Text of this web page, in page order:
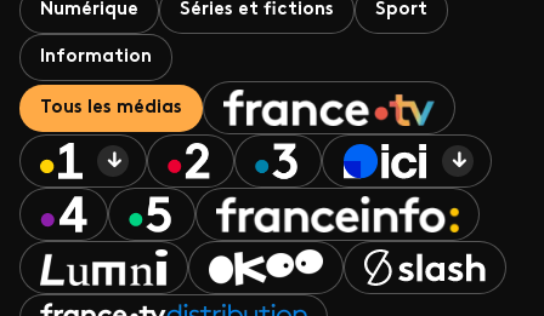
Numérique Séries et fictions Sport
Information
Tous les médias